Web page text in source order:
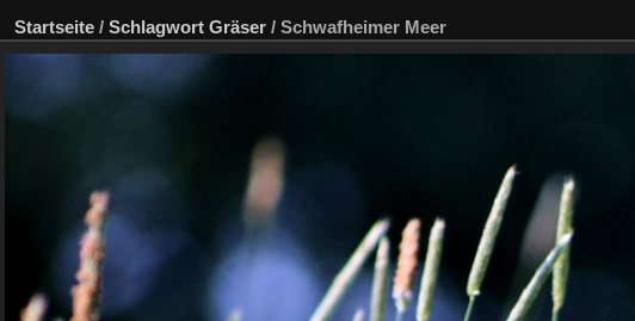
Startseite / Schlagwort Gräser / Schwafheimer Meer